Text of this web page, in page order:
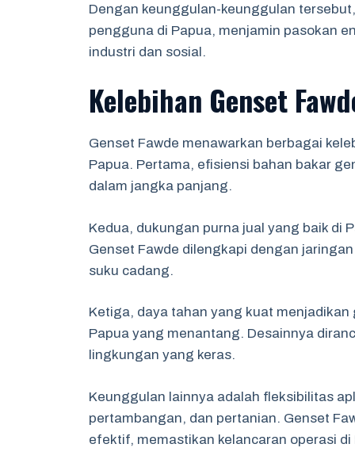
Dengan keunggulan-keunggulan
pengguna di Papua, menjamin pasokan
industri dan sosial.
Kelebihan Genset
Genset Fawde menawarkan berbagai
Papua. Pertama, efisiensi bahan bakar
dalam jangka panjang.
Kedua, dukungan purna jual yang baik di
Genset Fawde dilengkapi dengan
suku cadang.
Ketiga, daya tahan yang kuat
Papua yang menantang. Desainnya
lingkungan yang keras.
Keunggulan lainnya adalah fleksibilitas
pertambangan, dan pertanian. Genset
efektif, memastikan kelancaran operasi di